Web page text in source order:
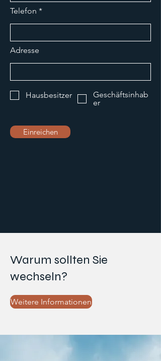
Telefon
Adresse
Hausbesitzer
Geschäftsinhab
er
Einreichen
Warum sollten Sie
wechseln?
Weitere Informationen